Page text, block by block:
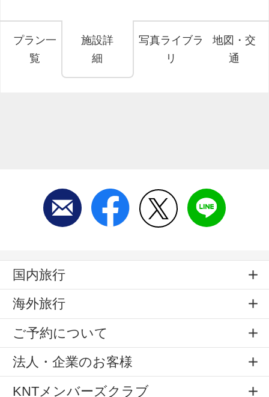
プラン一
覧
施設詳
細
写真ライブラ
リ
地図・交
通
国内旅行
海外旅行
ご予約について
法人・企業のお客様
KNTメンバーズクラブ